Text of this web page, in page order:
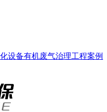
设备有机废气治理工程案例